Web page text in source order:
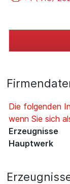
Die folgenden
wenn Sie sich
Erzeugnisse
Hauptwerk